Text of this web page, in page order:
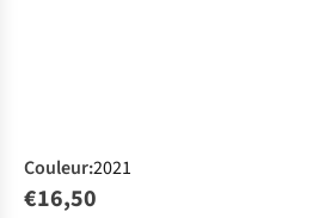
Couleur:2021
€16,50